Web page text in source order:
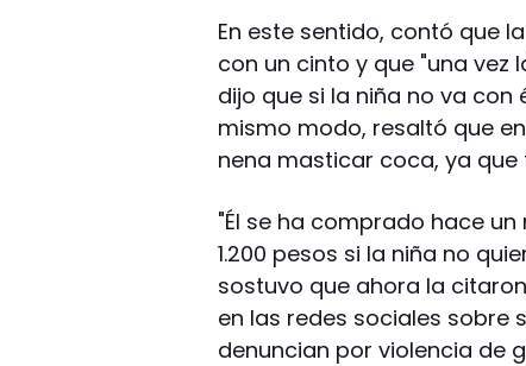
En este sentido, contó que
con un cinto y que "una vez
dijo que si la niña no va con
mismo modo, resaltó que
nena masticar coca, ya
"Él se ha comprado hace
1.200 pesos si la niña no
sostuvo que ahora la
en las redes sociales sobre
denuncian por violencia de